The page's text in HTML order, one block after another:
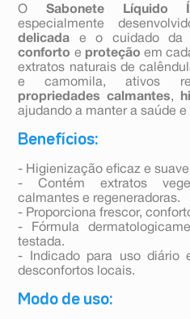
OSabonete Líquido
especialmente
delicada e o cuidado da
conforto e proteção em
extratos naturais de
e camomila, ativos
propriedades calmantes,
ajudando a manter a saúde
Benefícios:
- Higienização eficaz e
- Contém extratos
calmantes e regeneradoras.
- Proporciona frescor,
- Fórmula
testada.
- Indicado para uso diário
desconfortos locais.
Modo de uso: